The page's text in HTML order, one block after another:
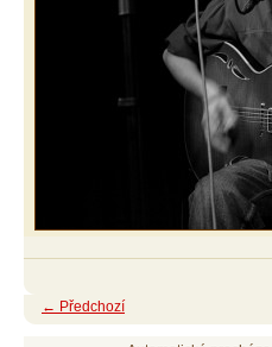
← Předchozí